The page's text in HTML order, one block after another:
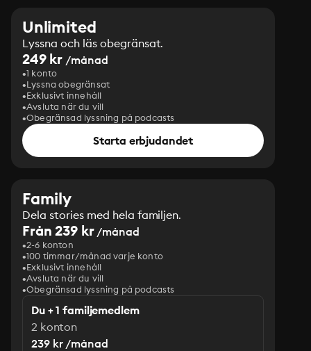
Unlimited
Lyssna och läs obegränsat.
249 kr /månad
1 konto
Lyssna obegränsat
Exklusivt innehåll
Avsluta när du vill
Obegränsad lyssning på podcasts
Starta erbjudandet
Family
Dela stories med hela familjen.
Från 239 kr/månad
2-6 konton
100 timmar/månad varje konto
Exklusivt innehåll
Avsluta när du vill
Obegränsad lyssning på podcasts
Du + 1 familjemedlem
2 konton
239 kr /månad